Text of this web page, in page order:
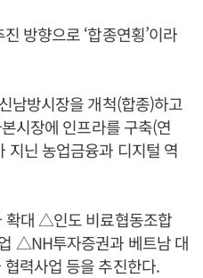
방향으로 ‘합종연횡’이라
남방시장을 개척(합종)하고
시장에 인프라를 구축(연
지닌 농업금융과 디지털 역
대 △인도 비료협동조합
△NH투자증권과 베트남 대
력사업 등을 추진한다.